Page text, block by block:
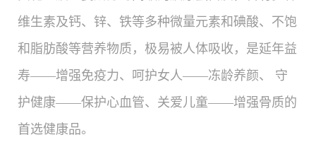
维生素及钙、锌、铁等多种微量元素和碘酸、不饱
和脂肪酸等营养物质，极易被人体吸收，是延年益
寿——增强免疫力、呵护女人——冻龄养颜、 守
护健康——保护心血管、关爱儿童——增强骨质的
首选健康品。